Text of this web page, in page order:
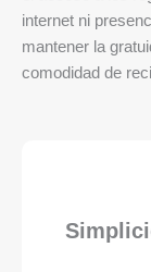
internet ni
mantener la
comodidad de